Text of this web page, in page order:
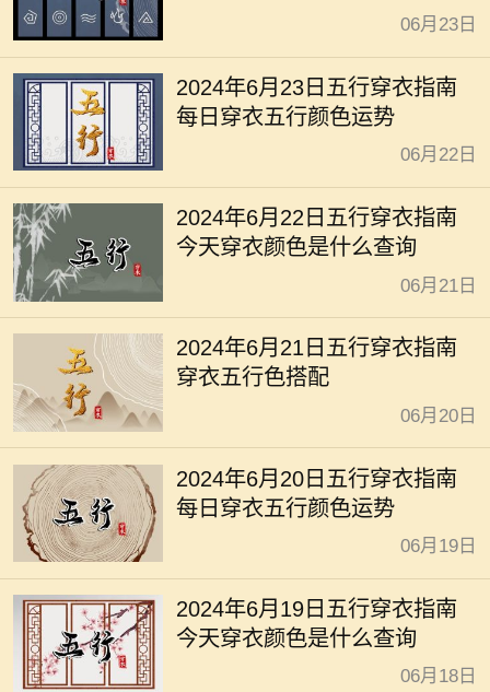
06月23日
2024年6月23日五行穿衣指南
每日穿衣五行颜色运势
06月22日
2024年6月22日五行穿衣指南
今天穿衣颜色是什么查询
06月21日
2024年6月21日五行穿衣指南
穿衣五行色搭配
06月20日
2024年6月20日五行穿衣指南
每日穿衣五行颜色运势
06月19日
2024年6月19日五行穿衣指南
今天穿衣颜色是什么查询
06月18日